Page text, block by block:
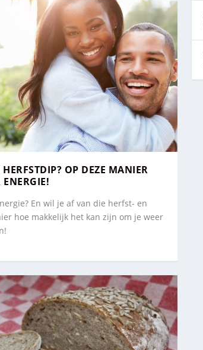
OP DEZE MANIER
ENERGIE!
En wil je af van die herfst- en
hoe makkelijk het kan zijn om je weer